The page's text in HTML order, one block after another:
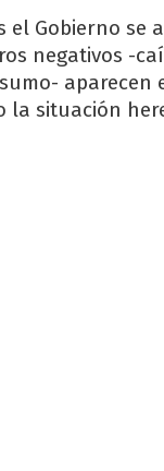
Gobierno se
negativos -
aparecen
la situación